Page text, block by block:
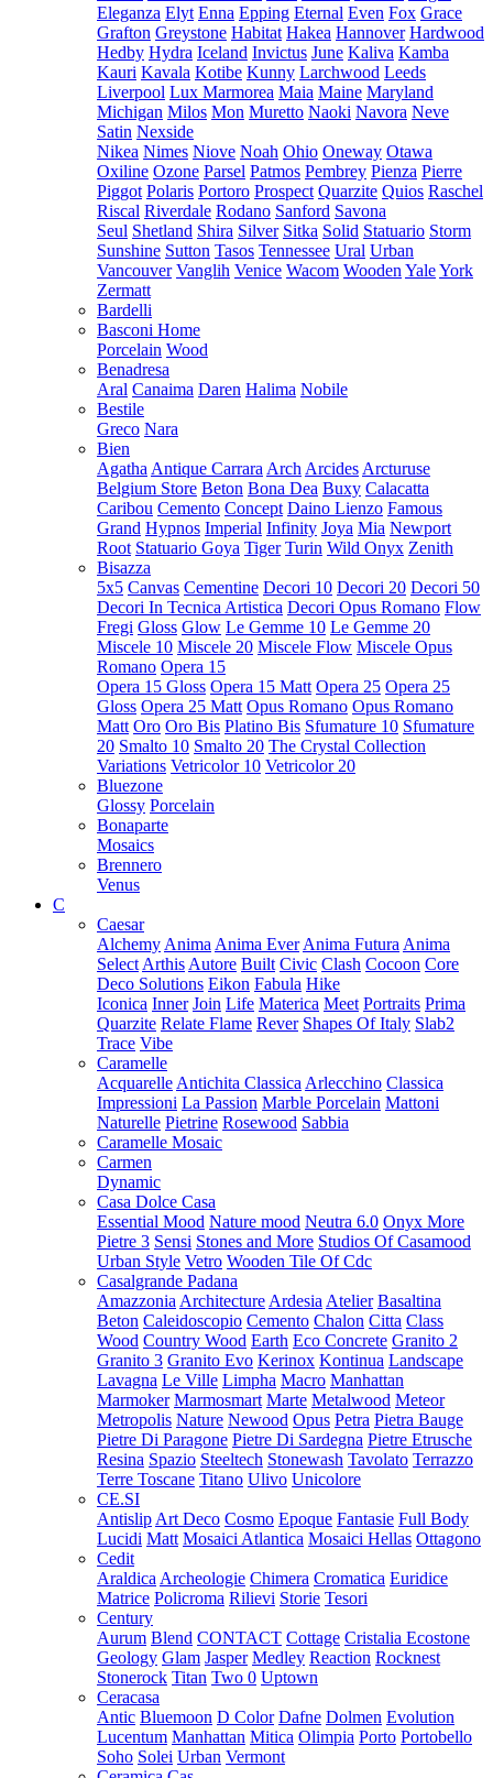
Eleganza Elyt Enna Epping Eternal Even Fox Grace
Grafton Greystone Habitat Hakea Hannover Hardwood
Hedby Hydra Iceland Invictus June Kaliva Kamba
Kauri Kavala Kotibe Kunny Larchwood Leeds
Liverpool Lux Marmorea Maia Maine Maryland
Michigan Milos Mon Muretto Naoki Navora Neve
Satin Nexside
Nikea Nimes Niove Noah Ohio Oneway Otawa
Oxiline Ozone Parsel Patmos Pembrey Pienza Pierre
Piggot Polaris Portoro Prospect Quarzite Quios Raschel
Riscal Riverdale Rodano Sanford Savona
Seul Shetland Shira Silver Sitka Solid Statuario Storm
Sunshine Sutton Tasos Tennessee Ural Urban
Vancouver Vanglih Venice Wacom Wooden YaleYork
Zermatt
Bardelli
Basconi Home
Porcelain Wood
Benadresa
Aral Canaima Daren Halima Nobile
Bestile
Greco Nara
Bien
Agatha Antique Carrara Arch Arcides Arcturuse
Belgium Store Beton Bona Dea Buxy Calacatta
Caribou Cemento Concept Daino Lienzo Famous
Grand Hypnos Imperial Infinity Joya Mia Newport
Root Statuario Goya Tiger Turin Wild Onyx Zenith
Bisazza
5x5 Canvas Cementine Decori 10 Decori 20 Decori 50
Decori In Tecnica Artistica Decori Opus Romano Flow
Fregi Gloss Glow Le Gemme 10 Le Gemme 20
Miscele 10 Miscele 20 Miscele Flow Miscele Opus
Romano Opera 15
Opera 15 Gloss Opera 15 Matt Opera 25 Opera 25
Gloss Opera 25 Matt Opus Romano Opus Romano
Matt Oro Oro Bis Platino Bis Sfumature 10 Sfumature
20 Smalto 10 Smalto 20 The Crystal Collection
Variations Vetricolor 10 Vetricolor 20
Bluezone
Glossy Porcelain
Bonaparte
Mosaics
Brennero
Venus
C
Caesar
Alchemy Anima Anima Ever Anima Futura Anima
Select Arthis Autore Built Civic Clash Cocoon Core
Deco Solutions Eikon Fabula Hike
Iconica Inner Join Life Materica Meet Portraits Prima
Quarzite Relate Flame Rever Shapes Of Italy Slab2
Trace Vibe
Caramelle
Acquarelle Antichita Classica Arlecchino Classica
Impressioni La Passion Marble Porcelain Mattoni
Naturelle Pietrine Rosewood Sabbia
Caramelle Mosaic
Carmen
Dynamic
Casa Dolce Casa
Essential Mood Nature mood Neutra 6.0 Onyx More
Pietre 3 Sensi Stones and More Studios Of Casamood
Urban Style Vetro Wooden Tile Of Cdc
Casalgrande Padana
Amazzonia Architecture Ardesia Atelier Basaltina
Beton Caleidoscopio Cemento Chalon Citta Class
Wood Country Wood Earth Eco Concrete Granito 2
Granito 3 Granito Evo Kerinox Kontinua Landscape
Lavagna Le Ville Limpha Macro Manhattan
Marmoker Marmosmart Marte Metalwood Meteor
Metropolis Nature Newood Opus Petra Pietra Bauge
Pietre Di Paragone Pietre Di Sardegna Pietre Etrusche
Resina Spazio Steeltech Stonewash Tavolato Terrazzo
Terre Toscane Titano Ulivo Unicolore
CE.SI
Antislip Art Deco Cosmo Epoque Fantasie Full Body
Lucidi Matt Mosaici Atlantica Mosaici Hellas Ottagono
Cedit
Araldica Archeologie Chimera Cromatica Euridice
Matrice Policroma Rilievi Storie Tesori
Century
Aurum Blend CONTACT Cottage Cristalia Ecostone
Geology Glam Jasper Medley Reaction Rocknest
Stonerock Titan Two 0 Uptown
Ceracasa
Antic Bluemoon D Color Dafne Dolmen Evolution
Lucentum Manhattan Mitica Olimpia Porto Portobello
Soho Solei Urban Vermont